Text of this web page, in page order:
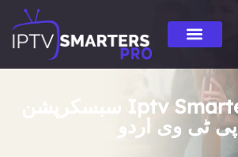
سبسکرپشن Iptv Smarters Pro آئی
پی ٹی وی اردو